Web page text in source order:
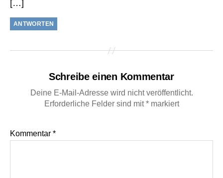
[…]
ANTWORTEN
Schreibe einen Kommentar
Deine E-Mail-Adresse wird nicht veröffentlicht.
Erforderliche Felder sind mit*markiert
Kommentar *